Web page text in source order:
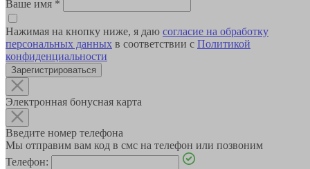
Ваше имя *
Нажимая на кнопку ниже, я даю согласие на обработку
персональных данных в соответствии с Политикой
конфиденциальности
Зарегистрироваться
Электронная бонусная карта
Введите номер телефона
Мы отправим вам код в смс на телефон или позвоним
Телефон: